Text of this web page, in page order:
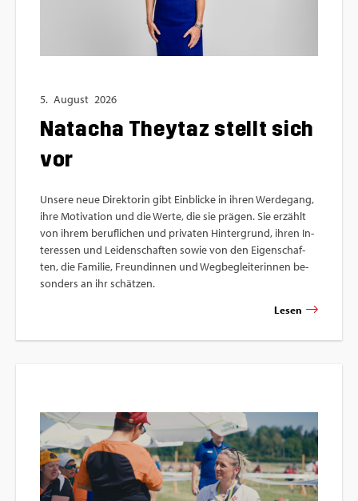
5. Au­gust 2026
Nat­acha The­y­taz stellt sich
vor
Un­se­re neue Di­rek­to­rin gibt Ein­bli­cke in ihren Wer­de­gang,
ihre Mo­ti­va­ti­on und die Werte, die sie prä­gen. Sie er­zählt
von ihrem be­ruf­li­chen und pri­va­ten Hin­ter­grund, ihren In­
ter­es­sen und Lei­den­schaf­ten sowie von den Ei­gen­schaf­
ten, die Fa­mi­lie, Freun­din­nen und Weg­be­glei­te­rin­nen be­
son­ders an ihr schät­zen.
Lesen